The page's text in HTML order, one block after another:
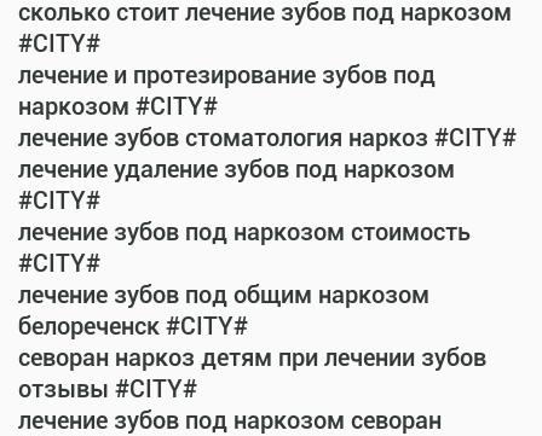
сколько стоит лечение зубов под наркозом
#CITY#
лечение и протезирование зубов под
наркозом #CITY#
лечение зубов стоматология наркоз #CITY#
лечение удаление зубов под наркозом
#CITY#
лечение зубов под наркозом стоимость
#CITY#
лечение зубов под общим наркозом
белореченск #CITY#
севоран наркоз детям при лечении зубов
отзывы #CITY#
лечение зубов под наркозом севоран